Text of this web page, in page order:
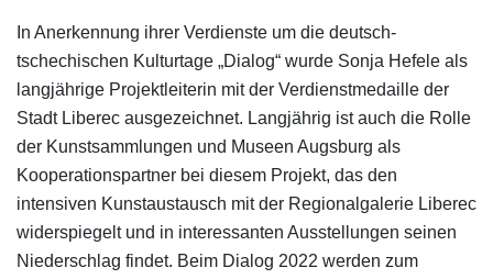
In Anerkennung ihrer Verdienste um die deutsch-
tschechischen Kulturtage „Dialog“ wurde Sonja Hefele als
langjährige Projektleiterin mit der Verdienstmedaille der
Stadt Liberec ausgezeichnet. Langjährig ist auch die Rolle
der Kunstsammlungen und Museen Augsburg als
Kooperationspartner bei diesem Projekt, das den
intensiven Kunstaustausch mit der Regionalgalerie Liberec
widerspiegelt und in interessanten Ausstellungen seinen
Niederschlag findet. Beim Dialog 2022 werden zum